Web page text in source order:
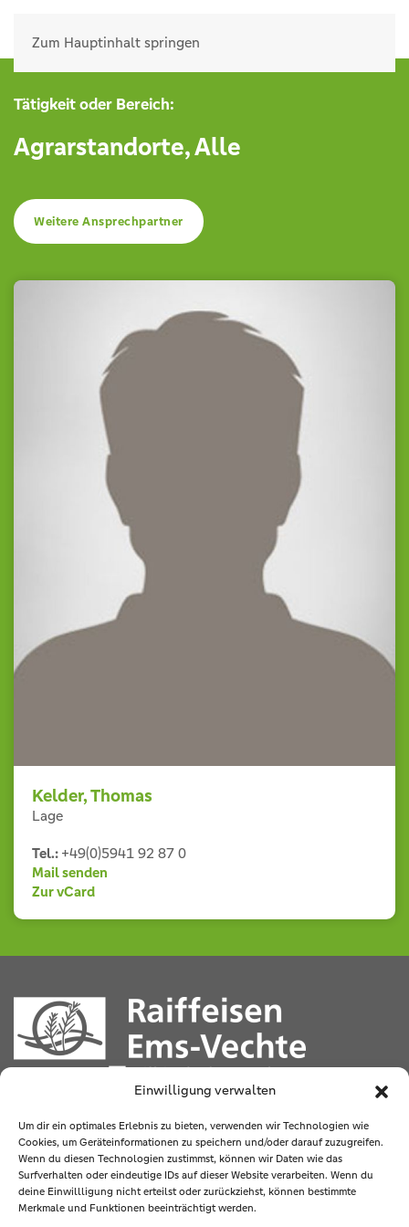
Einwilligung verwalten
Um dir ein optimales Erlebnis zu bieten, verwenden wir Technologien wie
Cookies, um Geräteinformationen zu speichern und/oder darauf zuzugreifen.
Wenn du diesen Technologien zustimmst, können wir Daten wie das
Surfverhalten oder eindeutige IDs auf dieser Website verarbeiten. Wenn du
deine Einwillligung nicht erteilst oder zurückziehst, können bestimmte
Merkmale und Funktionen beeinträchtigt werden.
Zum Hauptinhalt springen
Tätigkeit oder Bereich:
Agrarstandorte,Alle
Weitere Ansprechpartner
Kelder, Thomas
Lage
Tel.: +49(0)5941 92 87 0
Mail senden
Zur vCard
49777 Klein Berßen
Tel.:05965 9403-0
Fax: 05965 9403-81 90